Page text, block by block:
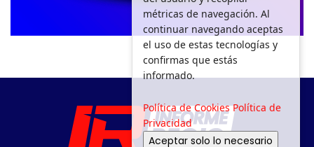
métricas de navegación. Al
continuar navegando aceptas
el uso de estas tecnologías y
confirmas que estás
informado.
Política de Cookies Política de
Privacidad
Aceptar solo lo necesario